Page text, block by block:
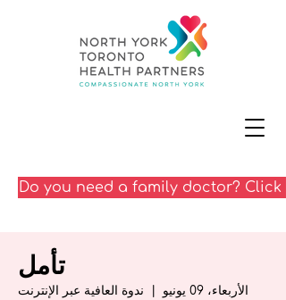
Do you need a family doctor? Click
تأمل
الأربعاء، 09 يونيو
ندوة العافية عبر الإنترنت